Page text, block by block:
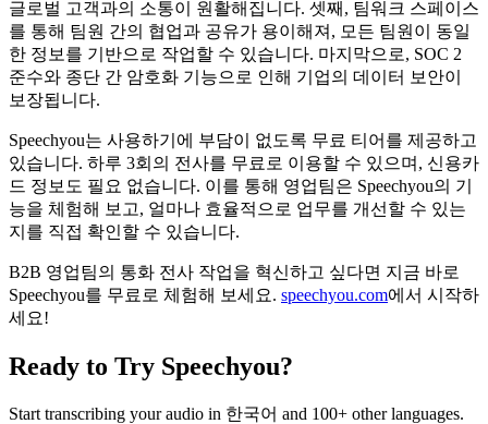
글로벌 고객과의 소통이 원활해집니다. 셋째, 팀워크 스페이스
를 통해 팀원 간의 협업과 공유가 용이해져, 모든 팀원이 동일
한 정보를 기반으로 작업할 수 있습니다. 마지막으로, SOC 2
준수와 종단 간 암호화 기능으로 인해 기업의 데이터 보안이
보장됩니다.
Speechyou는 사용하기에 부담이 없도록 무료 티어를 제공하고
있습니다. 하루 3회의 전사를 무료로 이용할 수 있으며, 신용카
드 정보도 필요 없습니다. 이를 통해 영업팀은 Speechyou의 기
능을 체험해 보고, 얼마나 효율적으로 업무를 개선할 수 있는
지를 직접 확인할 수 있습니다.
B2B 영업팀의 통화 전사 작업을 혁신하고 싶다면 지금 바로
Speechyou를 무료로 체험해 보세요. speechyou.com에서 시작하
세요!
Ready to Try Speechyou?
Start transcribing your audio in 한국어 and 100+ other languages.